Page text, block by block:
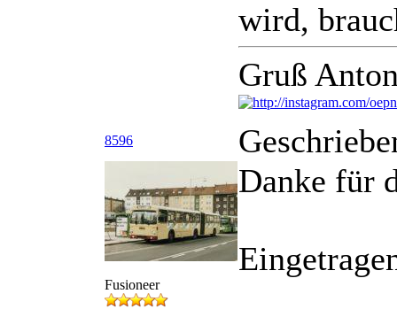
wird,
Gruß
8596
Fusioneer
Danke für